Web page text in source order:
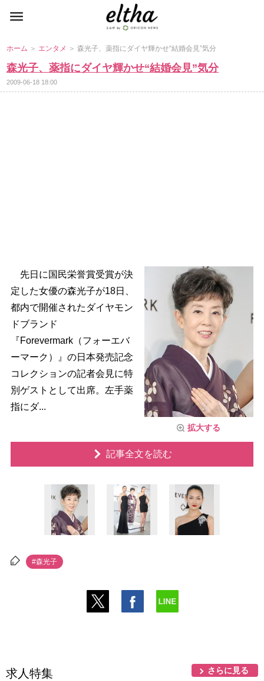
ホーム ＞ エンタメ ＞ 森光子、薬指にダイヤ輝かせ“結婚会見”気分
森光子、薬指にダイヤ輝かせ“結婚会見”気分
2009-06-18 18:00
拡大する
先日に国民栄誉賞受賞が決
定した女優の森光子が18日、
都内で開催されたダイヤモン
ドブランド
『Forevermark（フォーエバ
ーマーク）』の日本発売記念
コレクションの記者会見に特
別ゲストとして出席。左手薬
指にダ...
記事全文を読む
#森光子
求人特集 さらに見る